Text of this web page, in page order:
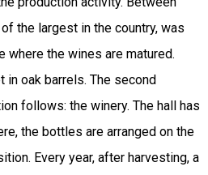
the largest in the country, was
where the wines are matured.
oak barrels. The second
follows: the winery. The hall has
the bottles are arranged on the
Every year, after harvesting, a